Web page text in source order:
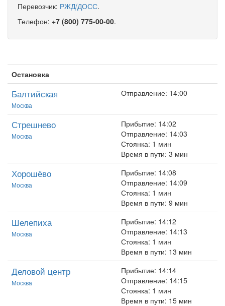
Перевозчик: РЖД/ДОСС.
Телефон: +7 (800) 775-00-00.
Остановка
Балтийская
Москва
Отправление: 14:00
Стрешнево
Москва
Прибытие: 14:02
Отправление: 14:03
Стоянка: 1 мин
Время в пути: 3 мин
Хорошёво
Москва
Прибытие: 14:08
Отправление: 14:09
Стоянка: 1 мин
Время в пути: 9 мин
Шелепиха
Москва
Прибытие: 14:12
Отправление: 14:13
Стоянка: 1 мин
Время в пути: 13 мин
Деловой центр
Москва
Прибытие: 14:14
Отправление: 14:15
Стоянка: 1 мин
Время в пути: 15 мин